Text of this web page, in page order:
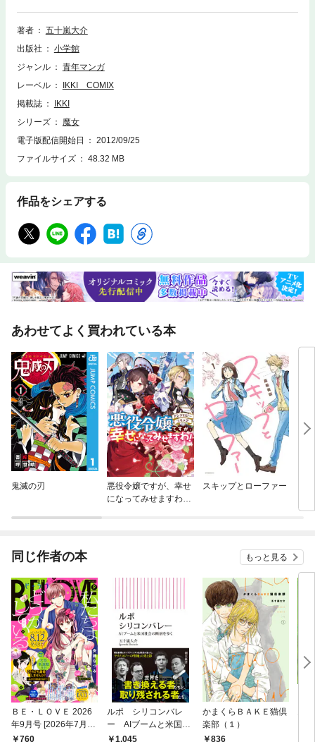
を怪死させる事件を引き起こす。ニコラの復讐の魔の手は、ミマールの愛
する孫娘・ハセキへと…
著者
五十嵐大介
出版社
小学館
ジャンル
青年マンガ
レーベル
IKKI COMIX
掲載誌
IKKI
シリーズ
魔女
電子版配信開始日
2012/09/25
ファイルサイズ
48.32 MB
作品をシェアする
あわせてよく買われている本
鬼滅の刃
悪役令嬢ですが、幸せ
になってみせますわ！
スキップとローファー
同じ作者の本 もっと見る
ＢＥ・ＬＯＶＥ 2026
年9月号 [2026年7月31
日発売]
760
ルポ シリコンバレ
ー AIブームと米国社
会の断層を歩く
1,045
かまくらＢＡＫＥ猫倶
楽部（１）
836